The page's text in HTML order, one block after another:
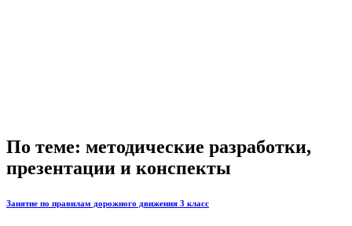
По теме: методические разработки,
презентации и конспекты
Занятие по правилам дорожного движения 3 класс